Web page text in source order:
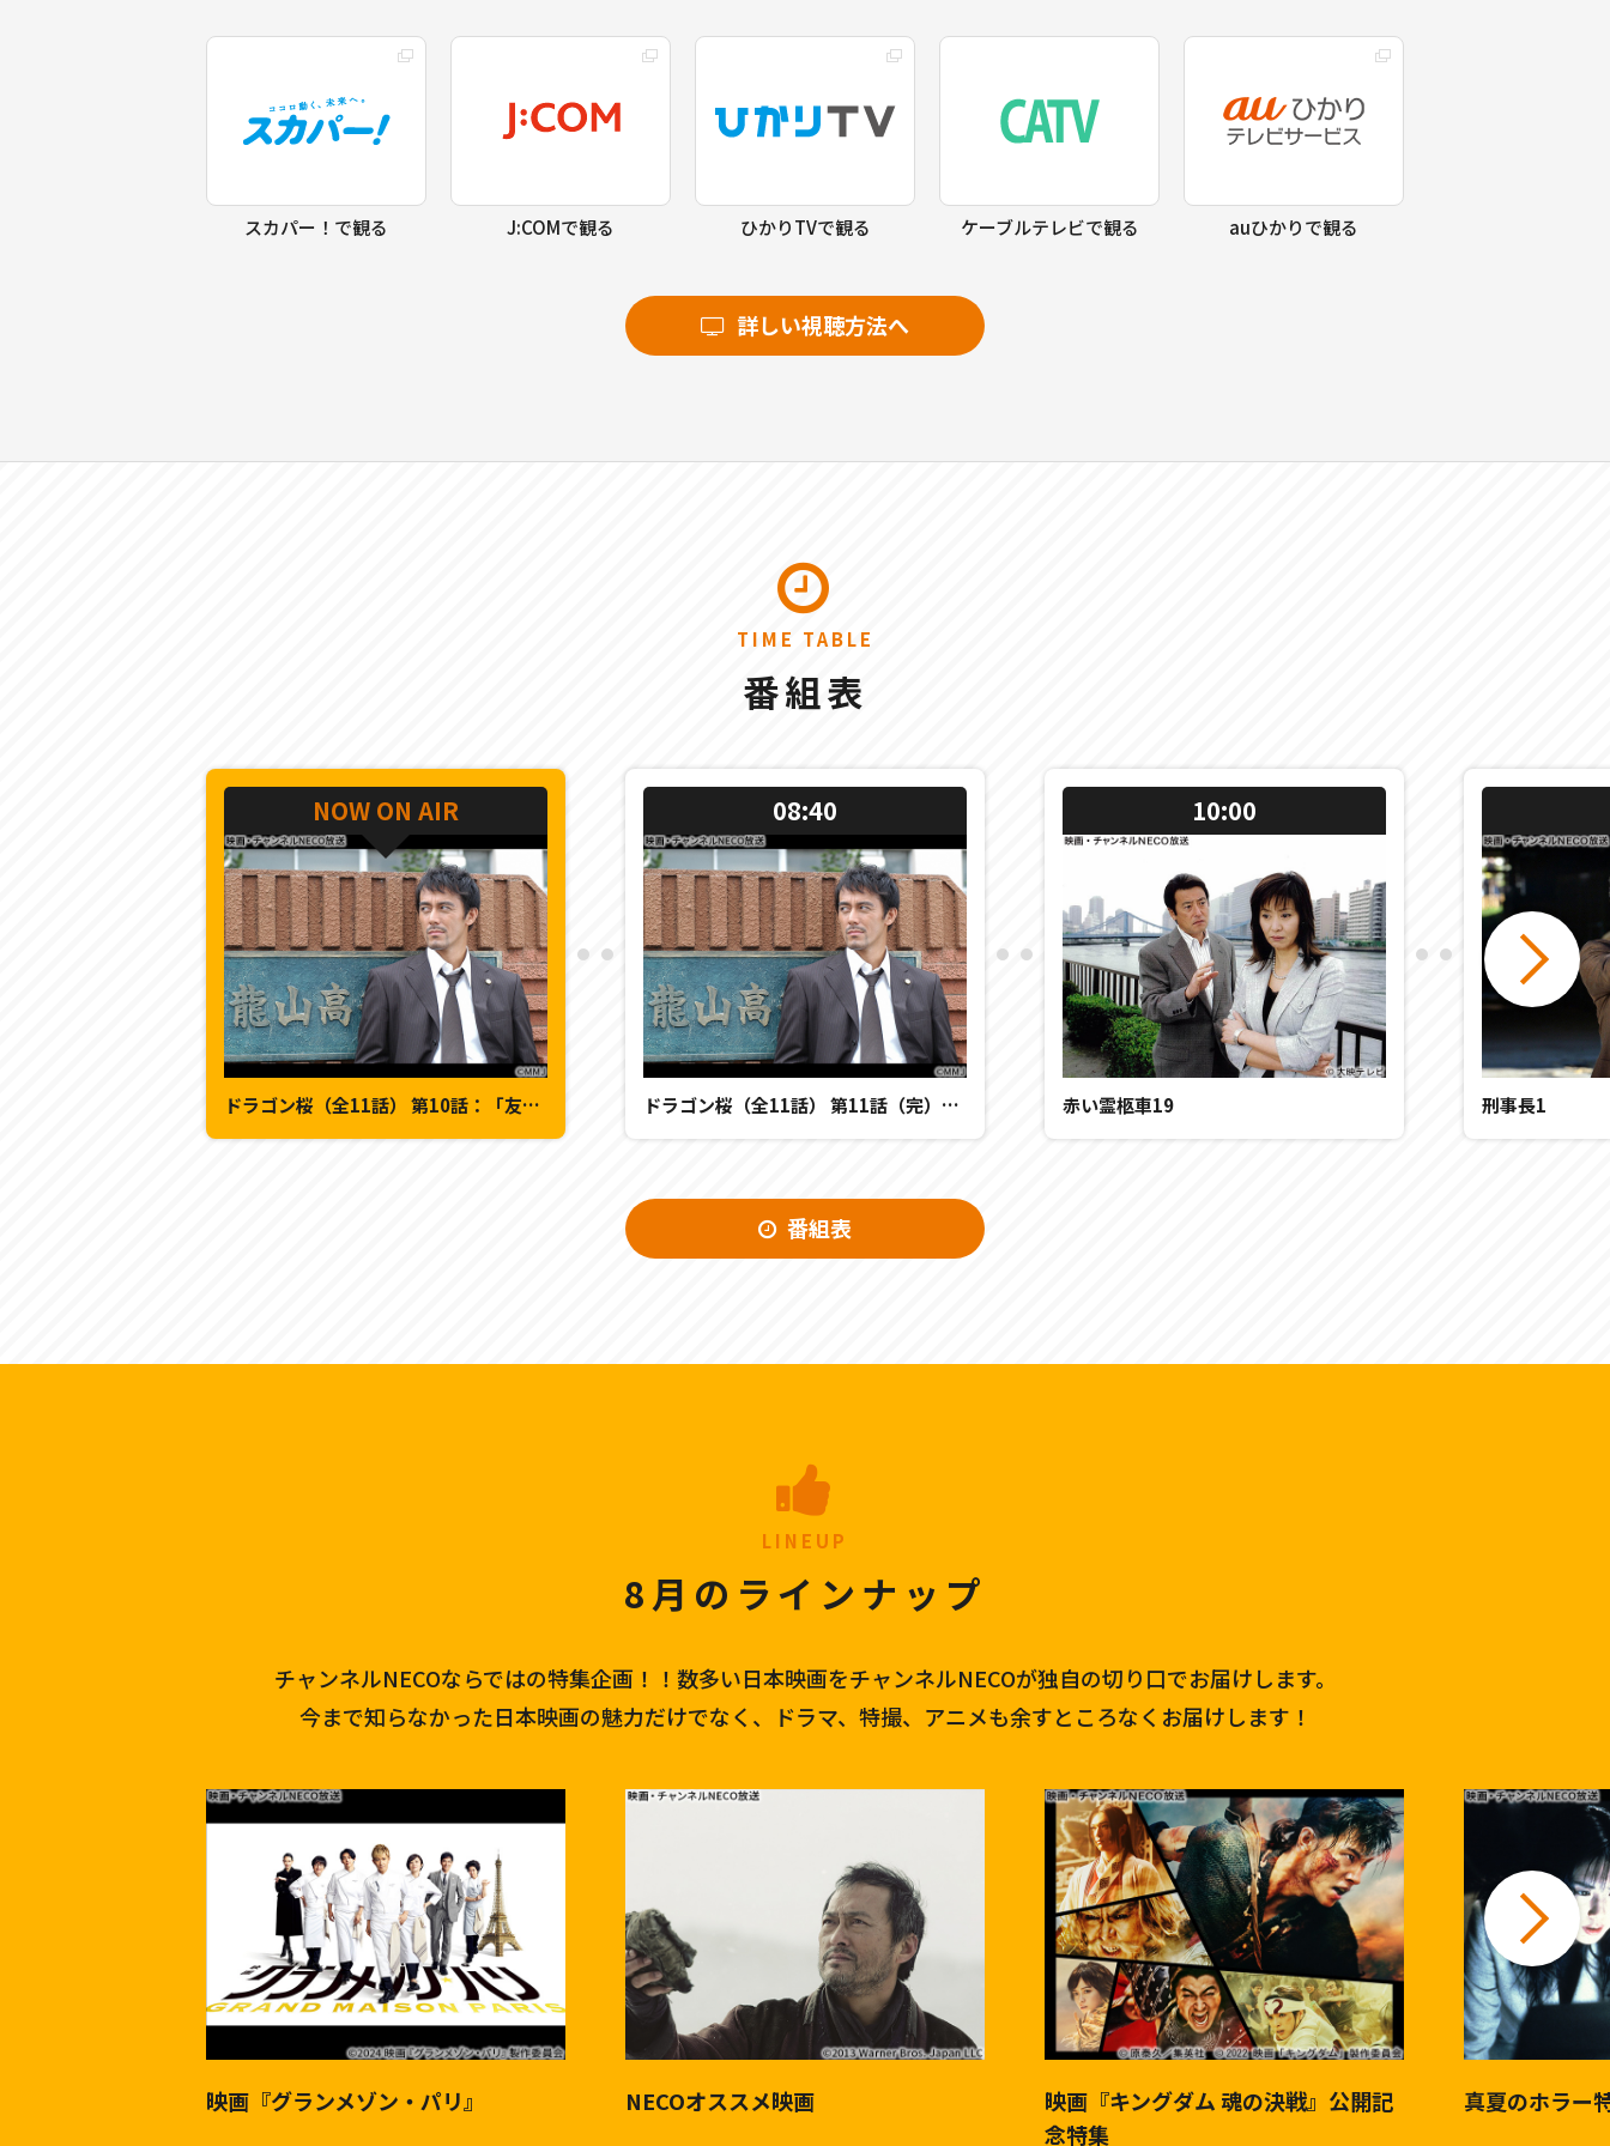
スカパー！で観る J:COMで観る ひかりTVで観る ケーブルテレビで観る auひかりで観る
詳しい視聴方法へ
TIME TABLE
番組表
NOW ON AIR
ドラゴン桜（全11話） 第10話：「友情か受験か？最後の決断」
08:40
ドラゴン桜（全11話） 第11話（完）：「お前らはもうバカじゃない！」「運命の合格発表！」
10:00
赤い霊柩車19 刑事長1
番組表
LINEUP
8月のラインナップ
チャンネルNECOならではの特集企画！！数多い日本映画をチャンネルNECOが独自の切り口でお届けします。
今まで知らなかった日本映画の魅力だけでなく、ドラマ、特撮、アニメも余すところなくお届けします！
映画『グランメゾン・パリ』 NECOオススメ映画
映画『キングダム 魂の決戦』公開記
念特集
真夏のホラー